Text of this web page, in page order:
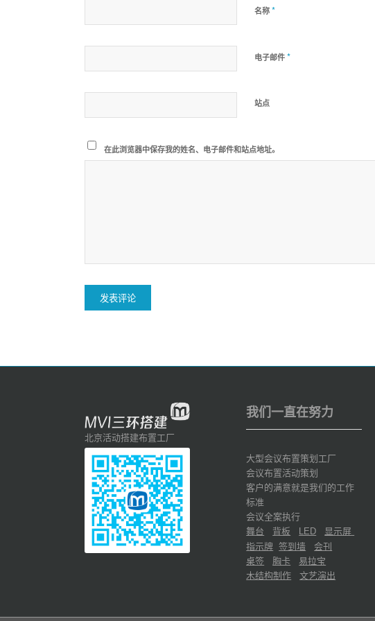
名称 *
电子邮件 *
站点
在此浏览器中保存我的姓名、电子邮件和站点地址。
北京活动搭建布置工厂
我们一直在努力
大型会议布置策划工厂
会议布置活动策划
客户的满意就是我们的工作
标准
会议全案执行
舞台
背板 LED
显示屏
指示牌 签到墙
会刊
桌签
胸卡
易拉宝
木结构制作
文艺演出